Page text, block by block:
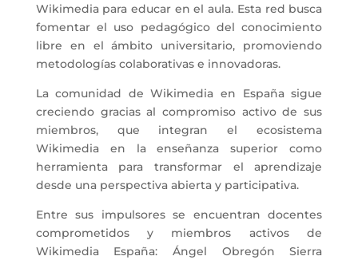
Wikimedia para educar en el aula. Esta red busca
fomentar el uso pedagógico del conocimiento
libre en el ámbito universitario, promoviendo
metodologías colaborativas e innovadoras.
La comunidad de Wikimedia en España sigue
creciendo gracias al compromiso activo de sus
miembros, que integran el ecosistema
Wikimedia en la enseñanza superior como
herramienta para transformar el aprendizaje
desde una perspectiva abierta y participativa.
Entre sus impulsores se encuentran docentes
comprometidos y miembros activos de
Wikimedia España: Ángel Obregón Sierra